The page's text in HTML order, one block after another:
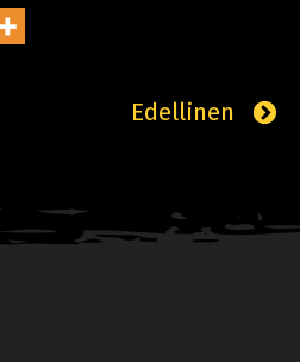
Edellinen